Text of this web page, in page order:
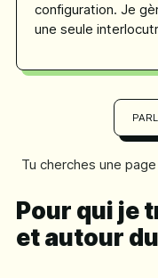
configuration. Je
une seule
Tu cherches une
Pour qui je
et autour